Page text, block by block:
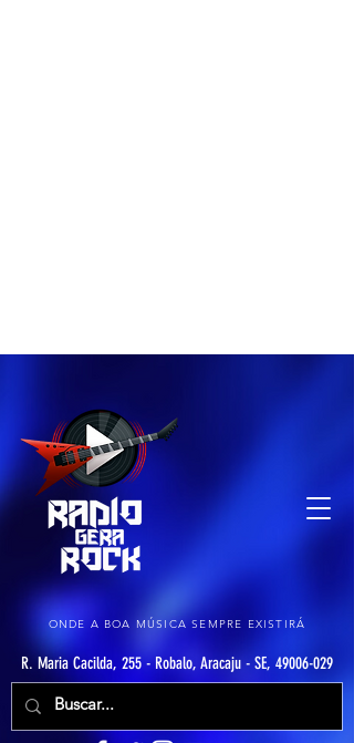
ONDE A BOA MÚSICA SEMPRE EXISTIRÁ
R. Maria Cacilda, 255 - Robalo, Aracaju - SE, 49006-029